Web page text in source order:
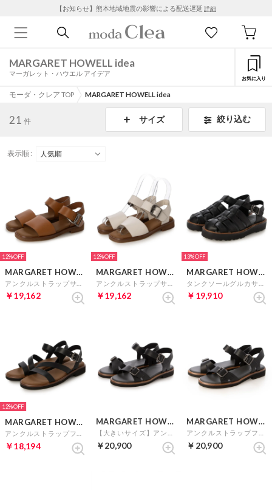
【お知らせ】熊本地域地震の影響による配送遅延 詳細
MARGARET HOWELL idea
マーガレット・ハウエル アイデア
お気に入り
モーダ・クレア TOP MARGARET HOWELL idea
21 件 サイズ 絞り込む
表示順 :
12%
MARGARET HOWELL idea
￥19,162
12%
MARGARET HOWELL idea
￥19,162
13%
MARGARET HOWELL idea
￥19,910
12%
MARGARET HOWELL idea
￥18,194
MARGARET HOWELL idea
￥20,900
MARGARET HOWELL idea
￥20,900